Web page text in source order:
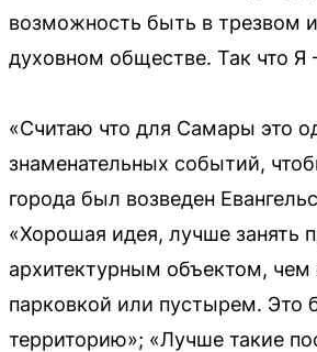
возможность быть в трезвом
духовном обществе. Так что
«Считаю что для Самары это
знаменательных событий,
города был возведен
«Хорошая идея, лучше занять
архитектурным объектом, чем
парковкой или пустырем. Это
территорию»; «Лучше такие